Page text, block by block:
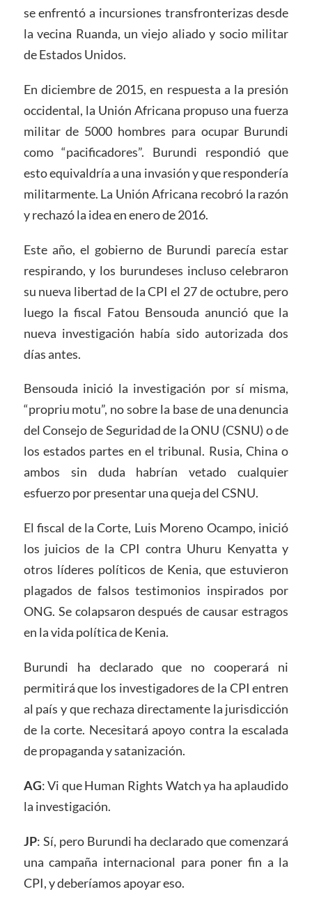
se enfrentó a incursiones transfronterizas desde
la vecina Ruanda, un viejo aliado y socio militar
de Estados Unidos.
En diciembre de 2015, en respuesta a la presión
occidental, la Unión Africana propuso una fuerza
militar de 5000 hombres para ocupar Burundi
como “pacificadores”. Burundi respondió que
esto equivaldría a una invasión y que respondería
militarmente. La Unión Africana recobró la razón
y rechazó la idea en enero de 2016.
Este año, el gobierno de Burundi parecía estar
respirando, y los burundeses incluso celebraron
su nueva libertad de la CPI el 27 de octubre, pero
luego la fiscal Fatou Bensouda anunció que la
nueva investigación había sido autorizada dos
días antes.
Bensouda inició la investigación por sí misma,
“propriu motu”, no sobre la base de una denuncia
del Consejo de Seguridad de la ONU (CSNU) o de
los estados partes en el tribunal. Rusia, China o
ambos sin duda habrían vetado cualquier
esfuerzo por presentar una queja del CSNU.
El fiscal de la Corte, Luis Moreno Ocampo, inició
los juicios de la CPI contra Uhuru Kenyatta y
otros líderes políticos de Kenia, que estuvieron
plagados de falsos testimonios inspirados por
ONG. Se colapsaron después de causar estragos
en la vida política de Kenia.
Burundi ha declarado que no cooperará ni
permitirá que los investigadores de la CPI entren
al país y que rechaza directamente la jurisdicción
de la corte. Necesitará apoyo contra la escalada
de propaganda y satanización.
AG: Vi que Human Rights Watch ya ha aplaudido
la investigación.
JP: Sí, pero Burundi ha declarado que comenzará
una campaña internacional para poner fin a la
CPI, y deberíamos apoyar eso.